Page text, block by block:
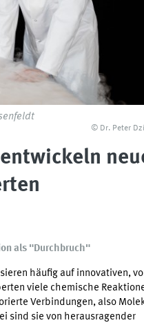
© Dr. Peter
als "Durchbruch"
häufig auf innovativen,
viele chemische
Verbindungen, also
sind sie von herausragender